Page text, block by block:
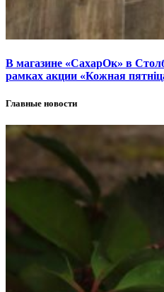
В магазине «СахарОк» в
рамках акции «Кожная
Главные новости